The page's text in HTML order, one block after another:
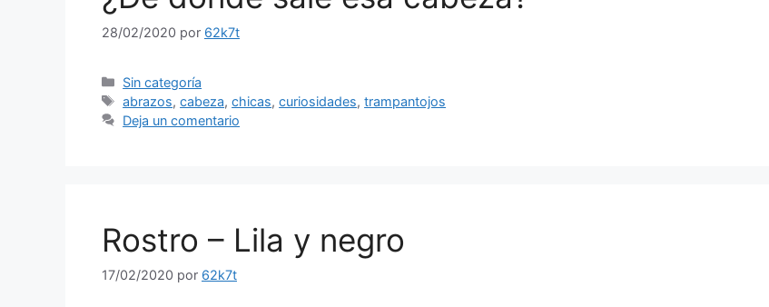
28/02/2020 por 62k7t
Categorías
Sin categoría
Etiquetas
abrazos,cabeza,chicas,curiosidades,trampantojos
Deja un comentario
Rostro – Lila y negro
17/02/2020 por 62k7t